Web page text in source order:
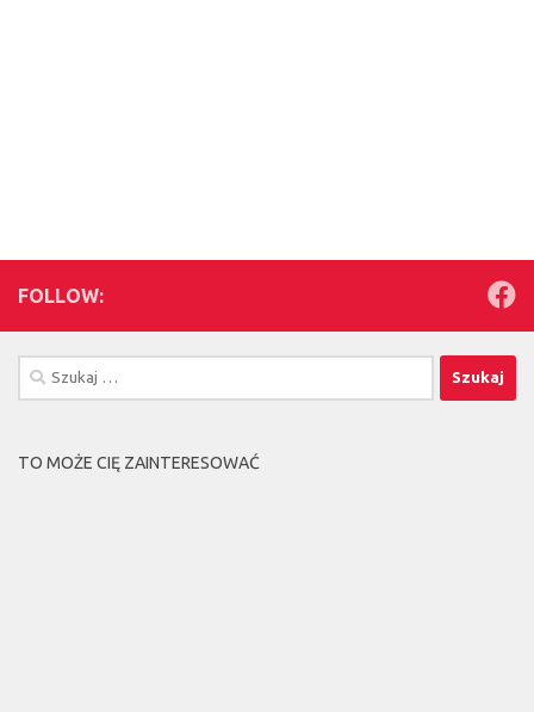
FOLLOW:
Szukaj:
TO MOŻE CIĘ ZAINTERESOWAĆ